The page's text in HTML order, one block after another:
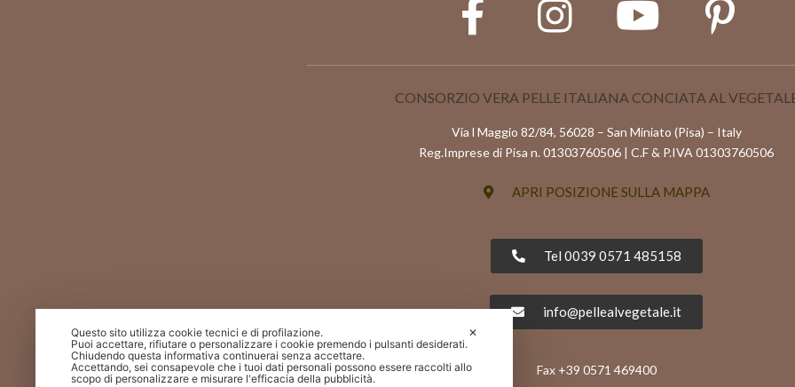
CONSORZIO VERA PELLE ITALIANA CONCIATA AL
Via l Maggio 82/84, 56028 – San Miniato (Pisa) – Italy
Reg.Imprese di Pisa n. 01303760506 | C.F & P.IVA 01303760506
APRI POSIZIONE SULLA MAPPA
Tel 0039 0571 485158
info@pellealvegetale.it
Fax +39 0571 469400
✕
Questo sito utilizza cookie tecnici e di profilazione.
Puoi accettare, rifiutare o personalizzare i cookie premendo i pulsanti desiderati.
Chiudendo questa informativa continuerai senza accettare.
Accettando, sei consapevole che i tuoi dati personali possono essere raccolti allo
scopo di personalizzare e misurare l'efficacia della pubblicità.